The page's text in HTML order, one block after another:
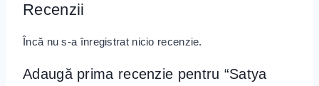
Recenzii
Încă nu s-a înregistrat nicio recenzie.
Adaugă prima recenzie pentru “Satya